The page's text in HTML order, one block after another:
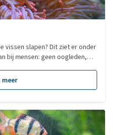
vissen slapen? Dit ziet er onder
bij mensen: geen oogleden,
je hoe vissen slapen, waar
is voor hun welzijn.
meer